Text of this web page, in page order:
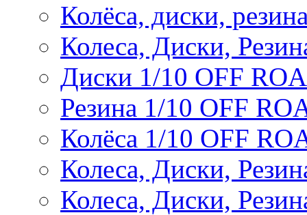
Колёса, диски,
Колеса, Диски,
Диски 1/10 OFF
Резина 1/10 OFF
Колёса 1/10 OFF
Колеса, Диски,
Колеса, Диски,